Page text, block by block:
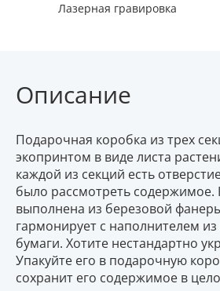
Лазерная гравировка
Описание
Подарочная коробка из трех
экопринтом в виде листа
каждой из секций есть
было рассмотреть содержимое.
выполнена из березовой
гармонирует с наполнителем
бумаги. Хотите нестандартно
Упакуйте его в подарочную
сохранит его содержимое в